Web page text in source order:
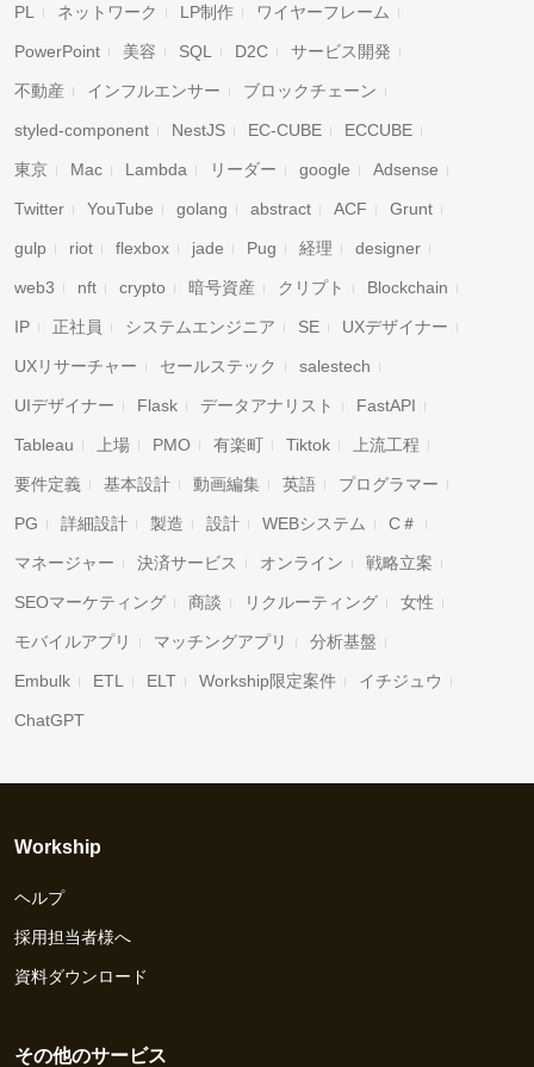
キャンセル 検索
PL ネットワーク LP制作 ワイヤーフレーム
PowerPoint 美容 SQL D2C サービス開発
不動産 インフルエンサー ブロックチェーン
styled-component NestJS EC-CUBE ECCUBE
東京 Mac Lambda リーダー google Adsense
Twitter YouTube golang abstract ACF Grunt
gulp riot flexbox jade Pug 経理 designer
web3 nft crypto 暗号資産 クリプト Blockchain
IP 正社員 システムエンジニア SE UXデザイナー
UXリサーチャー セールステック salestech
UIデザイナー Flask データアナリスト FastAPI
Tableau 上場 PMO 有楽町 Tiktok 上流工程
要件定義 基本設計 動画編集 英語 プログラマー
PG 詳細設計 製造 設計 WEBシステム C＃
マネージャー 決済サービス オンライン 戦略立案
SEOマーケティング 商談 リクルーティング 女性
モバイルアプリ マッチングアプリ 分析基盤
Embulk ETL ELT Workship限定案件 イチジュウ
ChatGPT
Workship
ヘルプ
採用担当者様へ
資料ダウンロード
その他のサービス